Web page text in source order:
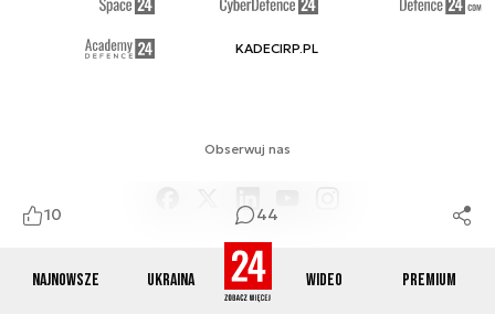
Najnowsze Ukraina Wideo Premium
10 44
Obserwuj nas
REGULAMIN
KADECIRP.PL